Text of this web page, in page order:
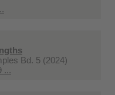
Bd. 5 (2024)
...